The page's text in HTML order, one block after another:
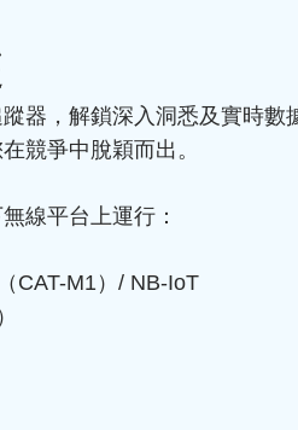
器，解鎖深入洞悉及實時
競爭中脫穎而出。
線平台上運行：
CAT-M1）/ NB-IoT